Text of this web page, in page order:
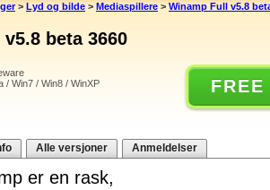
> Lyd og bilde > Mediaspillere > Winamp Full v5.8
beta 3660
/ Win7 / Win8 / WinXP
Alle versjoner Anmeldelser
er en rask,